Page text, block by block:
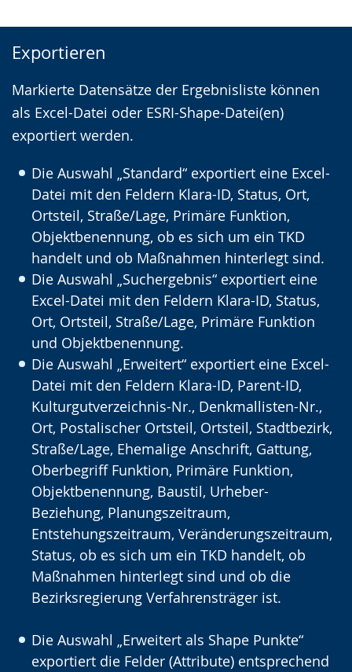
Exportieren
Markierte Datensätze der Ergebnisliste können
als Excel-Datei oder ESRI-Shape-Datei(en)
exportiert werden.
Die Auswahl „Standard“ exportiert eine Excel-
Datei mit den Feldern Klara-ID, Status, Ort,
Ortsteil, Straße/Lage, Primäre Funktion,
Objektbenennung, ob es sich um ein TKD
handelt und ob Maßnahmen hinterlegt sind.
Die Auswahl „Suchergebnis“ exportiert eine
Excel-Datei mit den Feldern Klara-ID, Status,
Ort, Ortsteil, Straße/Lage, Primäre Funktion
und Objektbenennung.
Die Auswahl „Erweitert“ exportiert eine Excel-
Datei mit den Feldern Klara-ID, Parent-ID,
Kulturgutverzeichnis-Nr., Denkmallisten-Nr.,
Ort, Postalischer Ortsteil, Ortsteil, Stadtbezirk,
Straße/Lage, Ehemalige Anschrift, Gattung,
Oberbegriff Funktion, Primäre Funktion,
Objektbenennung, Baustil, Urheber-
Beziehung, Planungszeitraum,
Entstehungszeitraum, Veränderungszeitraum,
Status, ob es sich um ein TKD handelt, ob
Maßnahmen hinterlegt sind und ob die
Bezirksregierung Verfahrensträger ist.
Die Auswahl „Erweitert als Shape Punkte“
exportiert die Felder (Attribute) entsprechend